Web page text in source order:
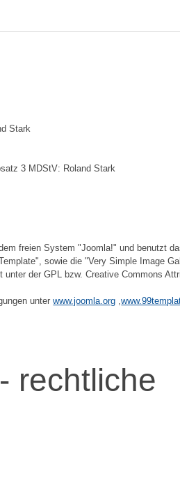
Stark
3 MDStV: Roland Stark
freien System "Joomla!" und benutzt
sowie die "Very Simple Image
unter der GPL bzw. Creative Commons
unterwww.joomla.org ,
rechtliche